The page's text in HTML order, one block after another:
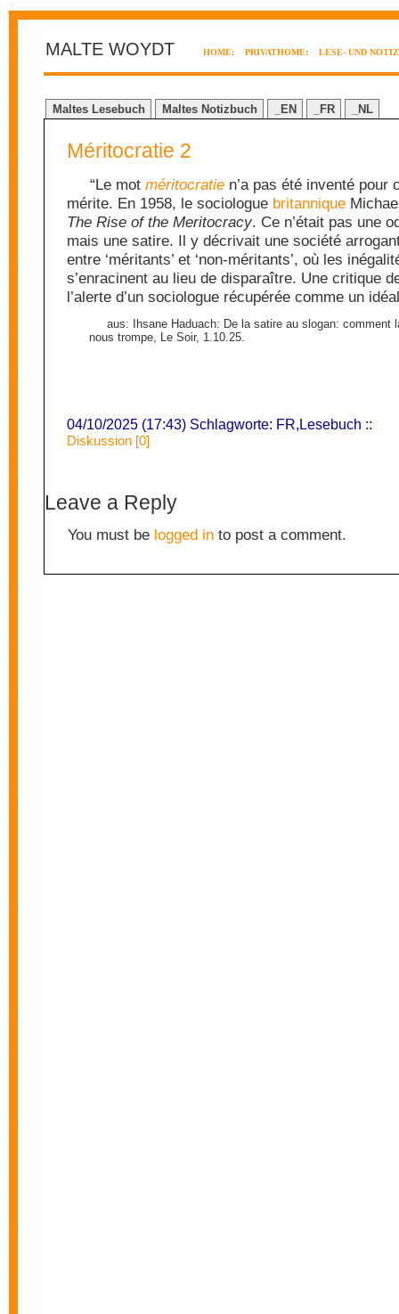
MALTE WOYDT HOME: PRIVATHOME: LESE- UND
Maltes Lesebuch Maltes Notizbuch _EN _FR _NL
Méritocratie 2
“Le mot méritocratie n’a pas été inventé pour
mérite. En 1958, le sociologue britannique
The Rise of the Meritocracy. Ce n’était pas une
mais une satire. Il y décrivait une société
entre ‘méritants’ et ‘non-méritants’, où les
s’enracinent au lieu de disparaître. Une critique
l’alerte d’un sociologue récupérée comme un
aus: Ihsane Haduach: De la satire au slogan: comment
nous trompe, Le Soir, 1.10.25.
04/10/2025 (17:43) Schlagworte: FR,Lesebuch ::
Diskussion [0]
Leave a Reply
You must be logged in to post a comment.